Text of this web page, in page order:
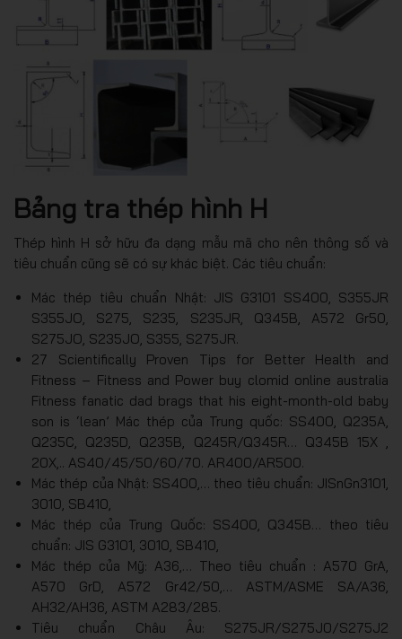
Bảng tra thép hình H
Thép hình H sở hữu đa dạng mẫu mã cho nên thông số và
tiêu chuẩn cũng sẽ có sự khác biệt. Các tiêu chuẩn:
Mác thép tiêu chuẩn Nhật: JIS G3101 SS400, S355JR
S355JO, S275, S235, S235JR, Q345B, A572 Gr50,
S275JO, S235JO, S355, S275JR.
27 Scientifically Proven Tips for Better Health and
Fitness – Fitness and Power buy clomid online australia
Fitness fanatic dad brags that his eight-month-old baby
son is ‘lean’ Mác thép của Trung quốc: SS400, Q235A,
Q235C, Q235D, Q235B, Q245R/Q345R… Q345B 15X ,
20X,.. AS40/45/50/60/70. AR400/AR500.
Mác thép của Nhật: SS400,… theo tiêu chuẩn: JISnGn3101,
3010, SB410,
Mác thép của Trung Quốc: SS400, Q345B… theo tiêu
chuẩn: JIS G3101, 3010, SB410,
Mác thép của Mỹ: A36,… Theo tiêu chuẩn : A570 GrA,
A570 GrD, A572 Gr42/50,… ASTM/ASME SA/A36,
AH32/AH36, ASTM A283/285.
Tiêu chuẩn Châu Âu: S275JR/S275J0/S275J2